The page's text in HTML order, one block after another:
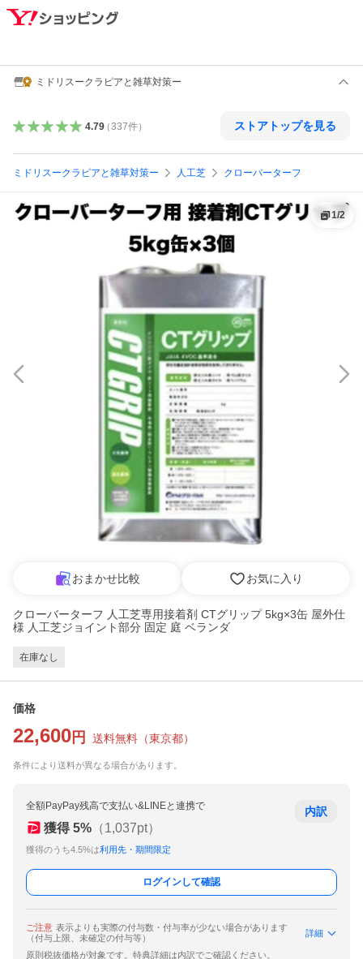
ミドリスークラピアと雑草対策ー
4.79（337件） ストアトップを見る
ミドリスークラピアと雑草対策ー 人工芝 クローバーターフ
1/2
おまかせ比較 お気に入り
クローバーターフ 人工芝専用接着剤 CTグリップ 5kg×3缶 屋外仕
様 人工芝ジョイント部分 固定 庭 ベランダ
在庫なし
価格
22,600 円 送料無料 （東京都）
条件により送料が異なる場合があります。
全額PayPay残高で支払い&LINEと連携で
獲得 5% （1,037pt）
獲得のうち4.5%は利用先・期間限定
内訳
ログインして確認
ご注意 表示よりも実際の付与数・付与率が少ない場合があります
（付与上限、未確定の付与等）
詳細
原則税抜価格が対象です。特典詳細は内訳でご確認ください。